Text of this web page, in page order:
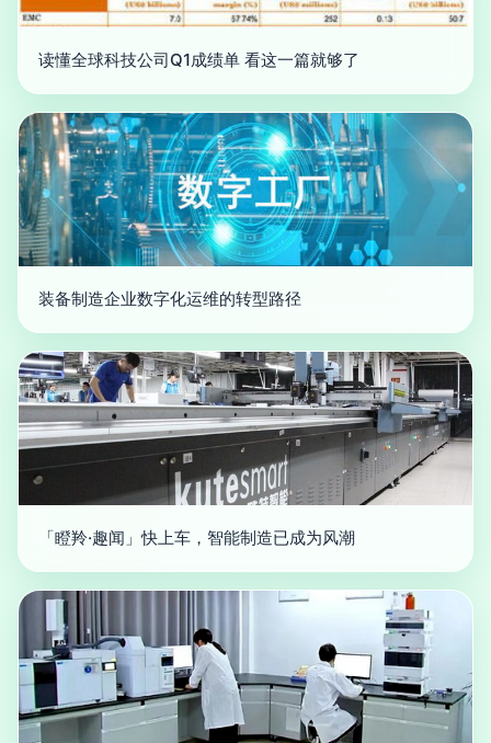
读懂全球科技公司Q1成绩单 看这一篇就够了
装备制造企业数字化运维的转型路径
「瞪羚·趣闻」快上车，智能制造已成为风潮